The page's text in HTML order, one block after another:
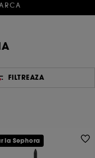
FILTREAZA
la Sephora